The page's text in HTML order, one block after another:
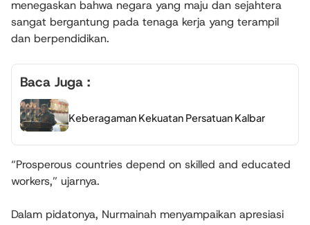
menegaskan bahwa negara yang maju dan sejahtera
sangat bergantung pada tenaga kerja yang terampil
dan berpendidikan.
Baca Juga :
Keberagaman Kekuatan Persatuan Kalbar
“Prosperous countries depend on skilled and educated
workers,” ujarnya.
Dalam pidatonya, Nurmainah menyampaikan apresiasi